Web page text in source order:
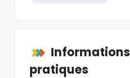
Informations
pratiques